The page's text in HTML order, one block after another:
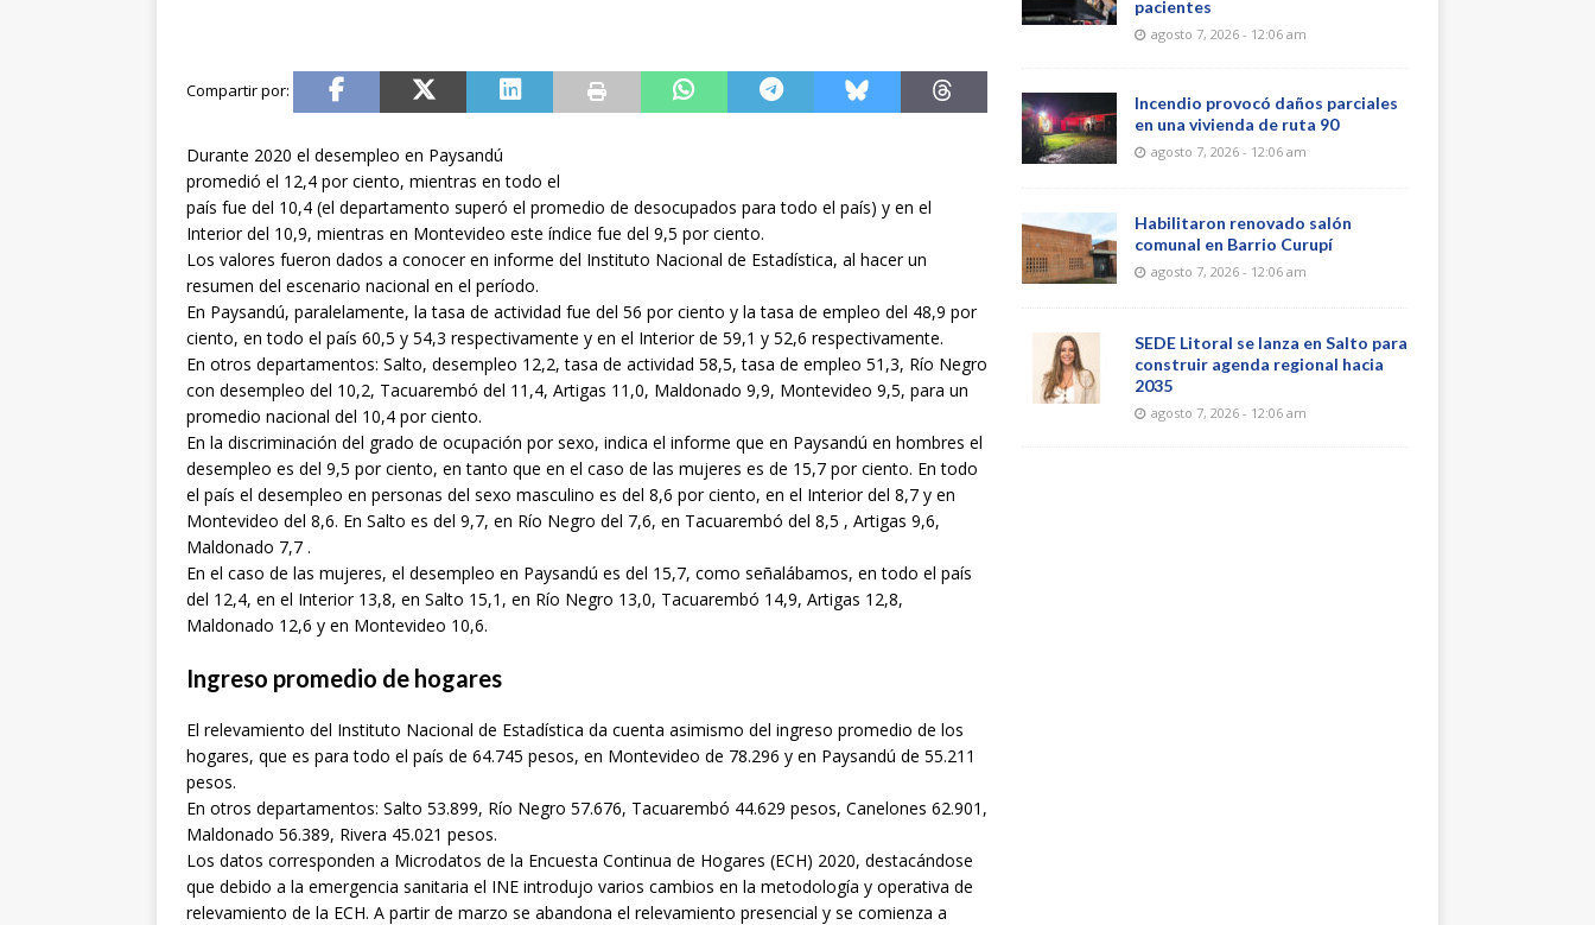
Durante 2020 el desempleo en Paysandú
promedió el 12,4 por ciento, mientras en todo el
país fue del 10,4 (el departamento superó el promedio de desocupados para todo el país) y en el
Interior del 10,9, mientras en Montevideo este índice fue del 9,5 por ciento.
Los valores fueron dados a conocer en informe del Instituto Nacional de Estadística, al hacer un
resumen del escenario nacional en el período.
En Paysandú, paralelamente, la tasa de actividad fue del 56 por ciento y la tasa de empleo del 48,9 por
ciento, en todo el país 60,5 y 54,3 respectivamente y en el Interior de 59,1 y 52,6 respectivamente.
En otros departamentos: Salto, desempleo 12,2, tasa de actividad 58,5, tasa de empleo 51,3, Río Negro
con desempleo del 10,2, Tacuarembó del 11,4, Artigas 11,0, Maldonado 9,9, Montevideo 9,5, para un
promedio nacional del 10,4 por ciento.
En la discriminación del grado de ocupación por sexo, indica el informe que en Paysandú en hombres el
desempleo es del 9,5 por ciento, en tanto que en el caso de las mujeres es de 15,7 por ciento. En todo
el país el desempleo en personas del sexo masculino es del 8,6 por ciento, en el Interior del 8,7 y en
Montevideo del 8,6. En Salto es del 9,7, en Río Negro del 7,6, en Tacuarembó del 8,5 , Artigas 9,6,
Maldonado 7,7 .
En el caso de las mujeres, el desempleo en Paysandú es del 15,7, como señalábamos, en todo el país
del 12,4, en el Interior 13,8, en Salto 15,1, en Río Negro 13,0, Tacuarembó 14,9, Artigas 12,8,
Maldonado 12,6 y en Montevideo 10,6.
Ingreso promedio de hogares
El relevamiento del Instituto Nacional de Estadística da cuenta asimismo del ingreso promedio de los
hogares, que es para todo el país de 64.745 pesos, en Montevideo de 78.296 y en Paysandú de 55.211
pesos.
En otros departamentos: Salto 53.899, Río Negro 57.676, Tacuarembó 44.629 pesos, Canelones 62.901,
Maldonado 56.389, Rivera 45.021 pesos.
Los datos corresponden a Microdatos de la Encuesta Continua de Hogares (ECH) 2020, destacándose
que debido a la emergencia sanitaria el INE introdujo varios cambios en la metodología y operativa de
relevamiento de la ECH. A partir de marzo se abandona el relevamiento presencial y se comienza a
pacientes
agosto 7, 2026 - 12:06 am
Incendio provocó daños parciales
en una vivienda de ruta 90
agosto 7, 2026 - 12:06 am
Habilitaron renovado salón
comunal en Barrio Curupí
agosto 7, 2026 - 12:06 am
SEDE Litoral se lanza en Salto para
construir agenda regional hacia
2035
agosto 7, 2026 - 12:06 am